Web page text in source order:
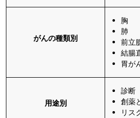
がんの種類別
胸
肺
前立
結腸
胃が
用途別
診断
創薬
リス